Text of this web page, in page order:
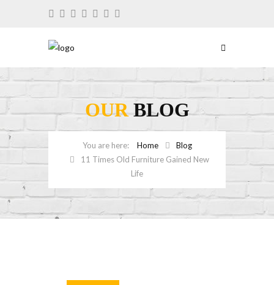
OURBLOG
Home
Blog
11 Times Old Furniture Gained New
Life